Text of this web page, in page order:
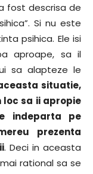
fost descrisa de
Si nu este
psihica. Ele isi
aproape, sa il
sa alapteze le
situatie,
sa ii apropie
indeparta pe
prezenta
. Deci in aceasta
rational sa se